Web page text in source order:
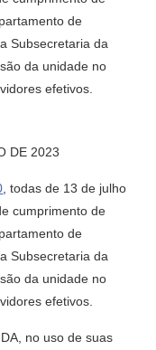
de
Subsecretaria da
da unidade no
efetivos.
DE 2023
, todas de 13 de julho
cumprimento de
de
Subsecretaria da
da unidade no
efetivos.
no uso de suas